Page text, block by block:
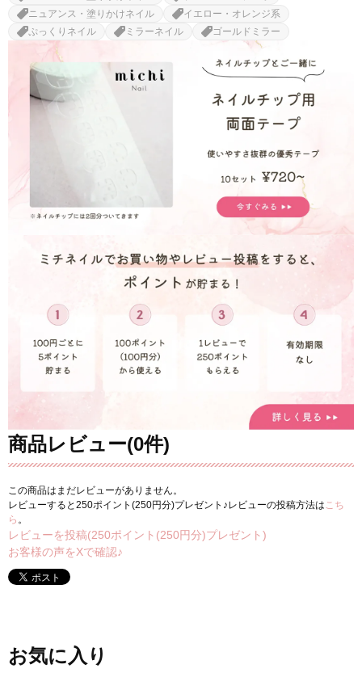
ニュアンス・塗りかけネイル
イエロー・オレンジ系
ぷっくりネイル
ミラーネイル ゴールドミラー
商品レビュー(0件)
この商品はまだレビューがありません。
レビューすると250ポイント(250円分)プレゼント♪レビューの投稿方法は こち
ら 。
レビューを投稿(250ポイント(250円分)プレゼント)
お客様の声をXで確認♪
お気に入り